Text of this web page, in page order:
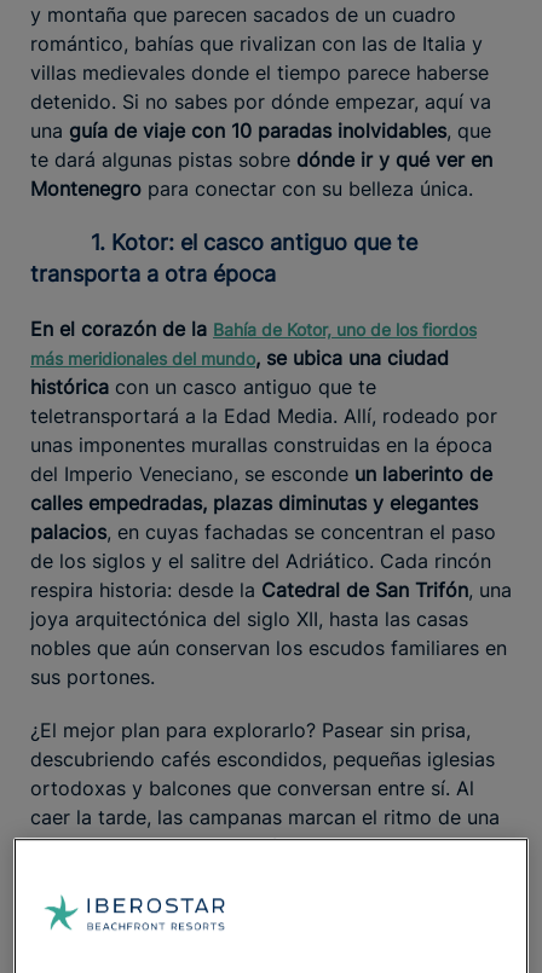
y montaña que parecen sacados de un cuadro
romántico, bahías que rivalizan con las de Italia y
villas medievales donde el tiempo parece haberse
detenido. Si no sabes por dónde empezar, aquí va
una guía de viaje con 10 paradas inolvidables, que
te dará algunas pistas sobre dónde ir y qué ver en
Montenegro para conectar con su belleza única.
1. Kotor: el casco antiguo que te
transporta a otra época
En el corazón de la Bahía de Kotor, uno de los fiordos
más meridionales del mundo, se ubica una ciudad
histórica con un casco antiguo que te
teletransportará a la Edad Media. Allí, rodeado por
unas imponentes murallas construidas en la época
del Imperio Veneciano, se esconde un laberinto de
calles empedradas, plazas diminutas y elegantes
palacios, en cuyas fachadas se concentran el paso
de los siglos y el salitre del Adriático. Cada rincón
respira historia: desde la Catedral de San Trifón, una
joya arquitectónica del siglo XII, hasta las casas
nobles que aún conservan los escudos familiares en
sus portones.
¿El mejor plan para explorarlo? Pasear sin prisa,
descubriendo cafés escondidos, pequeñas iglesias
ortodoxas y balcones que conversan entre sí. Al
caer la tarde, las campanas marcan el ritmo de una
ciudad que mezcla tradición y vida moderna.
Juan, te encontrarás con la mejor recompensa: una
panorámica de la bahía